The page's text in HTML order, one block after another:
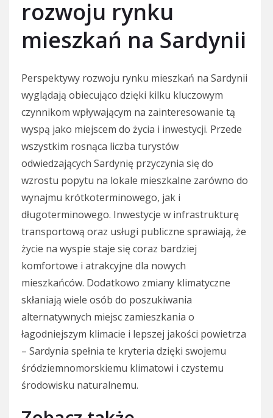
rozwoju rynku
mieszkań na Sardynii
Perspektywy rozwoju rynku mieszkań na Sardynii
wyglądają obiecująco dzięki kilku kluczowym
czynnikom wpływającym na zainteresowanie tą
wyspą jako miejscem do życia i inwestycji. Przede
wszystkim rosnąca liczba turystów
odwiedzających Sardynię przyczynia się do
wzrostu popytu na lokale mieszkalne zarówno do
wynajmu krótkoterminowego, jak i
długoterminowego. Inwestycje w infrastrukturę
transportową oraz usługi publiczne sprawiają, że
życie na wyspie staje się coraz bardziej
komfortowe i atrakcyjne dla nowych
mieszkańców. Dodatkowo zmiany klimatyczne
skłaniają wiele osób do poszukiwania
alternatywnych miejsc zamieszkania o
łagodniejszym klimacie i lepszej jakości powietrza
– Sardynia spełnia te kryteria dzięki swojemu
śródziemnomorskiemu klimatowi i czystemu
środowisku naturalnemu.